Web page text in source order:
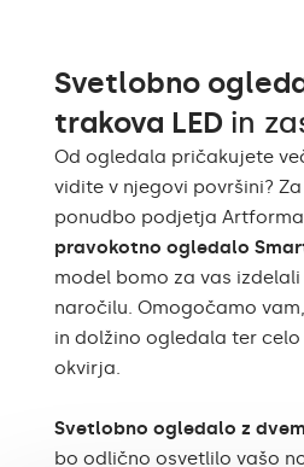
Barva LED
Življenjska doba LED
Poraba
Vključeno
Svetlobno
trakova LED in
Od ogledala pričakujete
vidite v njegovi površini?
ponudbo podjetja
pravokotno ogledalo
model bomo za vas
naročilu. Omogočamo
in dolžino ogledala ter
okvirja.
Svetlobno ogledalo z
bo odlično osvetlilo vašo